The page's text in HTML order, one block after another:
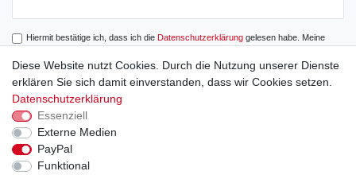
Hiermit bestätige ich, dass ich die Daten­schutz­erklärunggelesen habe. Meine
Abonnieren
Widerrufs­recht
Diese Website nutzt Cookies. Durch die Nutzung unserer Dienste
erklären Sie sich damit einverstanden, dass wir Cookies setzen.
Datenschutzerklärung
Essenziell
Externe Medien
PayPal
Funktional